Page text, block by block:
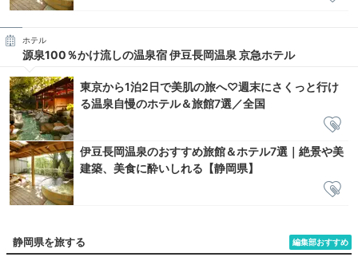
ホテル
源泉100％かけ流しの温泉宿 伊豆長岡温泉 京急ホテル
東京から1泊2日で美肌の旅へ♡週末にさくっと行け
る温泉自慢のホテル＆旅館7選／全国
伊豆長岡温泉のおすすめ旅館＆ホテル7選｜絶景や美
建築、美食に酔いしれる【静岡県】
編集部おすすめ
静岡県を旅する